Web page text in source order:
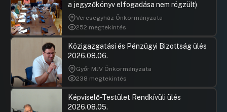
a jegyzőkönyv elfogadása nem rögzült)
Veresegyház Önkormányzata
252 megtekintés
Közigazgatási és Pénzügyi Bizottság ülés
2026.08.06.
Győr MJV Önkormányzata
238 megtekintés
Képviselő-Testület Rendkívüli ülés
2026.08.05.